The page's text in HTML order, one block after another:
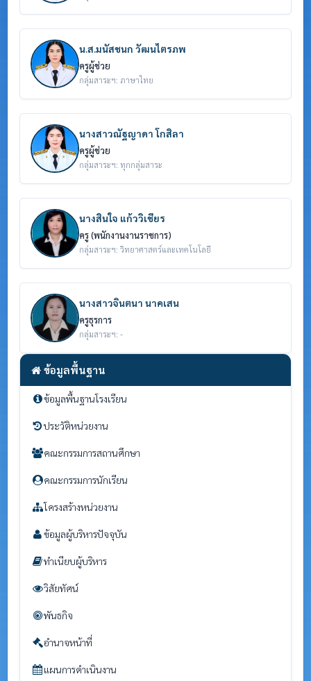
ข้อมูลพื้นฐาน
ข้อมูลพื้นฐานโรงเรียน
ประวัติหน่วยงาน
คณะกรรมการสถานศึกษา
คณะกรรมการนักเรียน
โครงสร้างหน่วยงาน
ข้อมูลผู้บริหารปัจจุบัน
ทำเนียบผู้บริหาร
วิสัยทัศน์
พันธกิจ
อำนาจหน้าที่
แผนการดำเนินงาน
น.ส.มนัสชนก วัฒนไตรภพ
ครูผู้ช่วย
กลุ่มสาระฯ: ภาษาไทย
นางสาวณัฐญาดา โกสิลา
ครูผู้ช่วย
กลุ่มสาระฯ: ทุกกลุ่มสาระ
นางสินใจ แก้ววิเชียร
ครู (พนักงานงานราชการ)
กลุ่มสาระฯ: วิทยาศาสตร์และเทคโนโลยี
นางสาวจินตนา นาคเสน
ครูธุรการ
กลุ่มสาระฯ: -